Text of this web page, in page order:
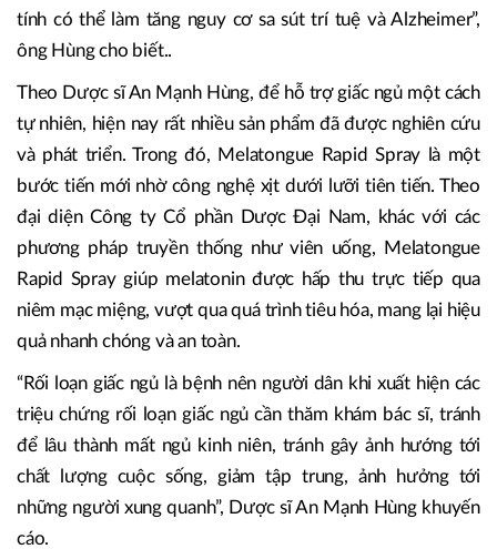
tính có thể làm tăng nguy cơ sa sút trí tuệ và Alzheimer”,
ông Hùng cho biết..
Theo Dược sĩ An Mạnh Hùng, để hỗ trợ giấc ngủ một cách
tự nhiên, hiện nay rất nhiều sản phẩm đã được nghiên cứu
và phát triển. Trong đó, Melatongue Rapid Spray là một
bước tiến mới nhờ công nghệ xịt dưới lưỡi tiên tiến. Theo
đại diện Công ty Cổ phần Dược Đại Nam, khác với các
phương pháp truyền thống như viên uống, Melatongue
Rapid Spray giúp melatonin được hấp thu trực tiếp qua
niêm mạc miệng, vượt qua quá trình tiêu hóa, mang lại hiệu
quả nhanh chóng và an toàn.
“Rối loạn giấc ngủ là bệnh nên người dân khi xuất hiện các
triệu chứng rối loạn giấc ngủ cần thăm khám bác sĩ, tránh
để lâu thành mất ngủ kinh niên, tránh gây ảnh hướng tới
chất lượng cuộc sống, giảm tập trung, ảnh hưởng tới
những người xung quanh”, Dược sĩ An Mạnh Hùng khuyến
cáo.